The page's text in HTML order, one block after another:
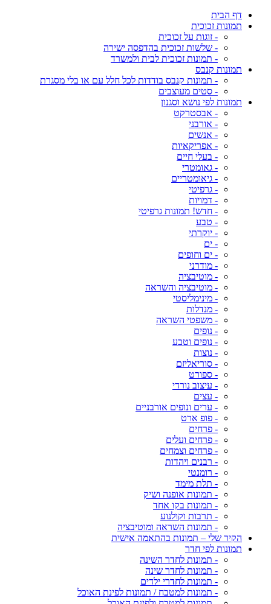
דף הבית
תמונות זכוכית
- זוגות על זכוכית
- שלשות זכוכית בהדפסה ישירה
- תמונות זכוכית לבית ולמשרד
תמונות קנבס
- תמונות קנבס בודדות לכל חלל עם או בלי מסגרת
- סטים מעוצבים
תמונות לפי נושא וסגנון
- אבסטרקט
- אורבני
- אנשים
- אפריקאיות
- בעלי חיים
- גאומטרי
- גיאומטריים
- גרפיטי
- דמויות
- חדש! תמונות גרפיטי
- טבע
- יוקרתי
- ים
- ים וחופים
- מודרני
- מוטיבציה
- מוטיבציה והשראה
- מינימליסטי
- מנדלות
- משפטי השראה
- נופים
- נופים וטבע
- נוצות
- סוריאליזם
- ספורט
- עיצוב נורדי
- עצים
- ערים ונופים אורבניים
- פופ ארט
- פרחים
- פרחים ועלים
- פרחים וצמחים
- רבנים ויהדות
- רומנטי
- תלת מימד
- תמונות אופנה ושיק
- תמונות בקו אחד
- תרבות וקולנוע
- תמונות השראה ומוטיבציה
הקיר שלי – תמונות בהתאמה אישית
תמונות לפי חדר
- תמונות לחדר השינה
- תמונות לחדר שינה
- תמונות לחדרי ילדים
- תמונות למטבח / תמונות לפינת האוכל